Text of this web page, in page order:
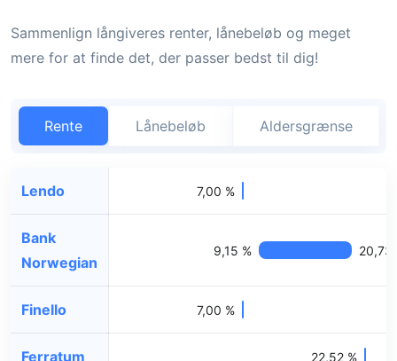
Sammenlign långiveres renter, lånebeløb og meget
mere for at finde det, der passer bedst til dig!
Rente Lånebeløb Aldersgrænse
Lendo 7,00 %
Bank
Norwegian
9,15 % 20,73
Finello 7,00 %
Ferratum 22,52 %